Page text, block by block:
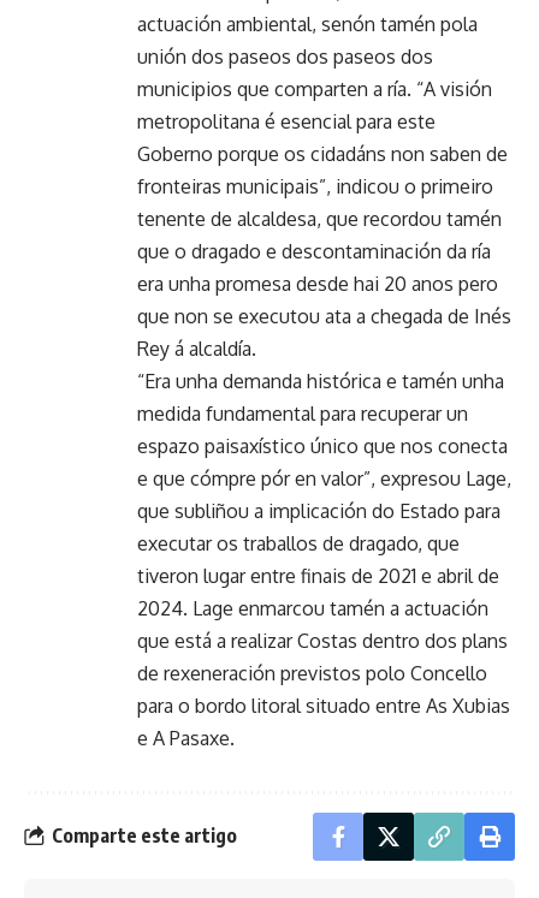
actuación ambiental, senón tamén pola
unión dos paseos dos paseos dos
municipios que comparten a ría. “A visión
metropolitana é esencial para este
Goberno porque os cidadáns non saben de
fronteiras municipais”, indicou o primeiro
tenente de alcaldesa, que recordou tamén
que o dragado e descontaminación da ría
era unha promesa desde hai 20 anos pero
que non se executou ata a chegada de Inés
Rey á alcaldía.
“Era unha demanda histórica e tamén unha
medida fundamental para recuperar un
espazo paisaxístico único que nos conecta
e que cómpre pór en valor”, expresou Lage,
que subliñou a implicación do Estado para
executar os traballos de dragado, que
tiveron lugar entre finais de 2021 e abril de
2024. Lage enmarcou tamén a actuación
que está a realizar Costas dentro dos plans
de rexeneración previstos polo Concello
para o bordo litoral situado entre As Xubias
e A Pasaxe.
Comparte este artigo